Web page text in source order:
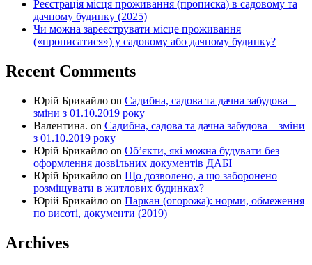
Реєстрація місця проживання (прописка) в садовому та
дачному будинку (2025)
Чи можна зареєструвати місце проживання
(«прописатися») у садовому або дачному будинку?
Recent Comments
Юрій Брикайло on Садибна, садова та дачна забудова –
зміни з 01.10.2019 року
Валентина. on Садибна, садова та дачна забудова – зміни
з 01.10.2019 року
Юрій Брикайло on Об’єкти, які можна будувати без
оформлення дозвільних документів ДАБІ
Юрій Брикайло on Що дозволено, а що заборонено
розміщувати в житлових будинках?
Юрій Брикайло on Паркан (огорожа): норми, обмеження
по висоті, документи (2019)
Archives